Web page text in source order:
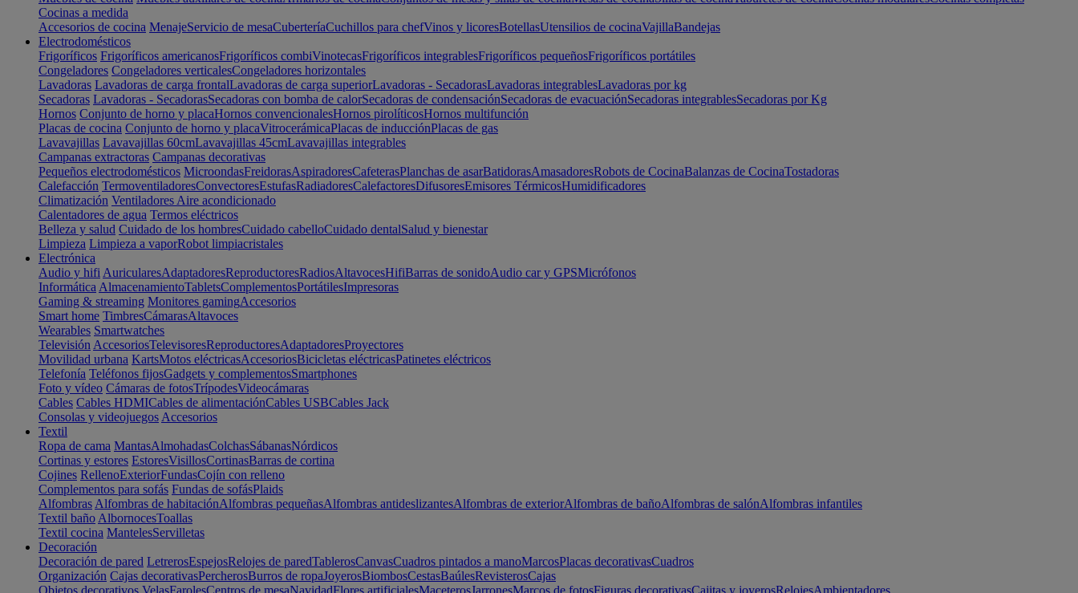
Cocinas a medida
Accesorios de cocina MenajeServicio de mesaCuberteríaCuchillos para chefVinos y licoresBotellasUtensilios de cocinaVajillaBandejas
Electrodomésticos
Frigoríficos Frigoríficos americanosFrigoríficos combiVinotecasFrigoríficos integrablesFrigoríficos pequeñosFrigoríficos portátiles
Congeladores Congeladores verticalesCongeladores horizontales
Lavadoras Lavadoras de carga frontalLavadoras de carga superiorLavadoras - SecadorasLavadoras integrablesLavadoras por kg
Secadoras Lavadoras - SecadorasSecadoras con bomba de calorSecadoras de condensaciónSecadoras de evacuaciónSecadoras integrablesSecadoras por Kg
Hornos Conjunto de horno y placaHornos convencionalesHornos pirolíticosHornos multifunción
Placas de cocina Conjunto de horno y placaVitrocerámicaPlacas de inducciónPlacas de gas
Lavavajillas Lavavajillas 60cmLavavajillas 45cmLavavajillas integrables
Campanas extractoras Campanas decorativas
Pequeños electrodomésticos MicroondasFreidorasAspiradoresCafeterasPlanchas de asarBatidorasAmasadoresRobots de CocinaBalanzas de CocinaTostadoras
Calefacción TermoventiladoresConvectoresEstufasRadiadoresCalefactoresDifusoresEmisores TérmicosHumidificadores
Climatización Ventiladores Aire acondicionado
Calentadores de agua Termos eléctricos
Belleza y salud Cuidado de los hombresCuidado cabelloCuidado dentalSalud y bienestar
Limpieza Limpieza a vaporRobot limpiacristales
Electrónica
Audio y hifi AuricularesAdaptadoresReproductoresRadiosAltavocesHifiBarras de sonidoAudio car y GPSMicrófonos
Informática AlmacenamientoTabletsComplementosPortátilesImpresoras
Gaming & streaming Monitores gamingAccesorios
Smart home TimbresCámarasAltavoces
Wearables Smartwatches
Televisión AccesoriosTelevisoresReproductoresAdaptadoresProyectores
Movilidad urbana KartsMotos eléctricasAccesoriosBicicletas eléctricasPatinetes eléctricos
Telefonía Teléfonos fijosGadgets y complementosSmartphones
Foto y vídeo Cámaras de fotosTrípodesVideocámaras
Cables Cables HDMICables de alimentaciónCables USBCables Jack
Consolas y videojuegos Accesorios
Textil
Ropa de cama MantasAlmohadasColchasSábanasNórdicos
Cortinas y estores EstoresVisillosCortinasBarras de cortina
Cojines RellenoExteriorFundasCojín con relleno
Complementos para sofás Fundas de sofásPlaids
Alfombras Alfombras de habitaciónAlfombras pequeñasAlfombras antideslizantesAlfombras de exteriorAlfombras de bañoAlfombras de salónAlfombras infantiles
Textil baño AlbornocesToallas
Textil cocina MantelesServilletas
Decoración
Decoración de pared LetrerosEspejosRelojes de paredTablerosCanvasCuadros pintados a manoMarcosPlacas decorativasCuadros
Organización Cajas decorativasPercherosBurros de ropaJoyerosBiombosCestasBaúlesRevisterosCajas
Objetos decorativos VelasFarolesCentros de mesaNavidadFlores artificialesMaceterosJarronesMarcos de fotosFiguras decorativasCajitas y joyerosRelojesAmbientadores